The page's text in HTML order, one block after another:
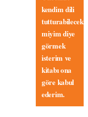
kendim dili
tutturabilecek
miyim diye
görmek
isterim ve
kitabı ona
göre kabul
ederim.